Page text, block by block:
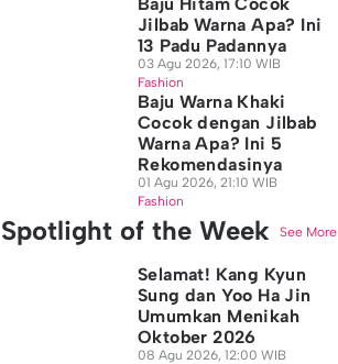
Jilbab Warna Apa? Ini
13 Padu Padannya
03 Agu 2026, 17:10 WIB
Fashion
Baju Warna Khaki
Cocok dengan Jilbab
Warna Apa? Ini 5
Rekomendasinya
01 Agu 2026, 21:10 WIB
Fashion
Spotlight of the Week See More
Selamat! Kang Kyun
Sung dan Yoo Ha Jin
Umumkan Menikah
Oktober 2026
08 Agu 2026, 12:00 WIB